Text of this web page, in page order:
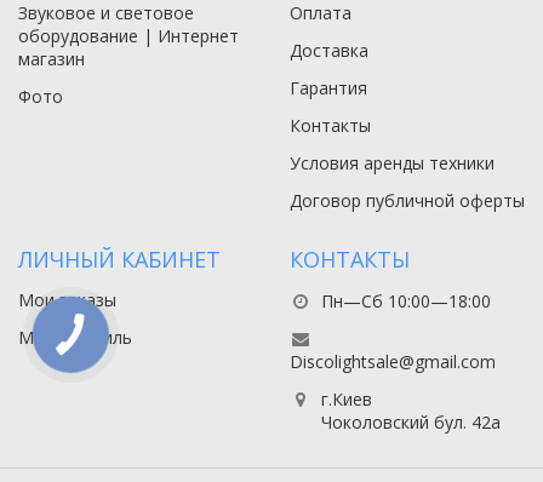
Звуковое и световое
оборудование | Интернет
магазин
Фото
Оплата
Доставка
Гарантия
Контакты
Условия аренды техники
Договор публичной оферты
ЛИЧНЫЙ КАБИНЕТ
Мои заказы
Мой профиль
КОНТАКТЫ
Пн—Сб 10:00—18:00
Discolightsale@gmail.com
г.Киев
Чоколовский бул. 42а